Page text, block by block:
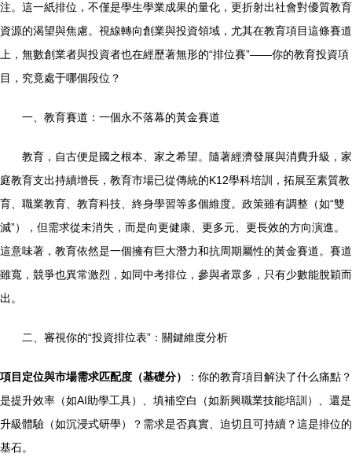
注。這一紙排位，不僅是學生學業成果的量化，更折射出社會對優質教育
資源的渴望與焦慮。視線轉向創業與投資領域，尤其在教育項目這條賽道
上，無數創業者與投資者也在經歷著無形的“排位賽”——你的教育投資項
目，究竟處于哪個段位？
一、教育賽道：一個永不落幕的黃金賽道
教育，自古便是國之根本、家之希望。隨著經濟發展與消費升級，家
庭教育支出持續增長，教育市場已從傳統的K12學科培訓，拓展至素質教
育、職業教育、教育科技、終身學習等多個維度。政策雖有調整（如“雙
減”），但需求從未消失，而是向更健康、更多元、更長效的方向演進。
這意味著，教育依然是一個擁有巨大潛力和抗周期屬性的黃金賽道。賽道
雖寬，競爭也異常激烈，如同中考排位，參與者眾多，只有少數能脫穎而
出。
二、審視你的“投資排位表”：關鍵維度分析
項目定位與市場需求匹配度（基礎分）
：你的教育項目解決了什么痛點？
是提升效率（如AI助學工具）、填補空白（如新興職業技能培訓）、還是
升級體驗（如沉浸式研學）？需求是否真實、迫切且可持續？這是排位的
基石。